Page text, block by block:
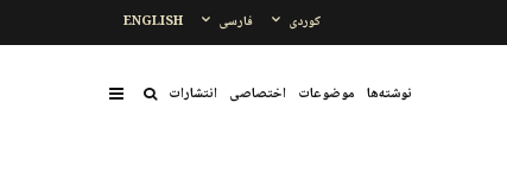
ENGLISH فارسی کوردی
نوشتەها موضوعات اختصاصی انتشارات